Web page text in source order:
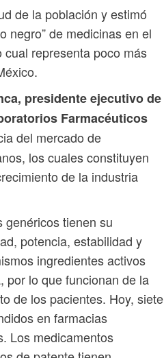
de la población y estimó
negro” de medicinas en el
representa poco más
presidente ejecutivo de
Farmacéuticos
del mercado de
los cuales constituyen
de la industria
genéricos tienen su
potencia, estabilidad y
ingredientes activos
por lo que funcionan de la
de los pacientes. Hoy, siete
en farmacias
Los medicamentos